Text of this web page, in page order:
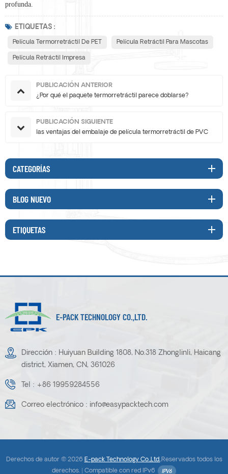
profunda.
ETIQUETAS :
Película Termorretráctil De PET Película Retráctil Para Mascotas
Película Retráctil Impresa
PUBLICACIÓN ANTERIOR
¿Por qué el paquete termorretráctil parece doblarse?
PUBLICACIÓN SIGUIENTE
las ventajas del embalaje de película termorretráctil de PVC
CATEGORÍAS
BLOG NUEVO
ETIQUETAS
E-PACK TECHNOLOGY CO.,LTD.
Dirección : Huiyuan Building 1808, No.318 Zhonglinli, Haicang
district, Xiamen, CN, 361026
Tel : +86 19959284556
Correo electrónico : info@easypacktech.com
Derechos de autor © 2026 E-pack Technology Co.,Ltd..Reservados todos los
derechos. | Compatible con red IPv6